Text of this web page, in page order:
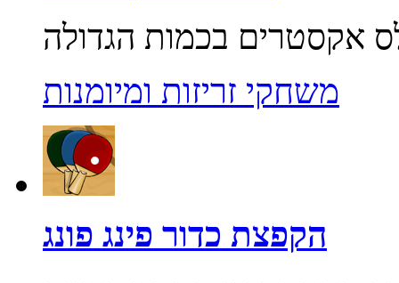
משחקי זריזות ומיומנות
הקפצת כדור פינג פונג